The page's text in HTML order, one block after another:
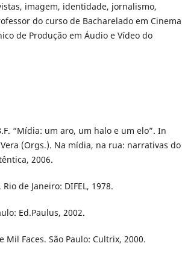
imagem, identidade, jornalismo,
do curso de Bacharelado em Cinema
de Produção em Áudio e Vídeo do
“Mídia: um aro, um halo e um elo”. In
Vera (Orgs.). Na mídia, na rua: narrativas do
2006.
de Janeiro: DIFEL, 1978.
Ed.Paulus, 2002.
Mil Faces. São Paulo: Cultrix, 2000.